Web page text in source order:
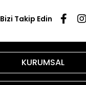
Bizi Takip Edin
KURUMSAL